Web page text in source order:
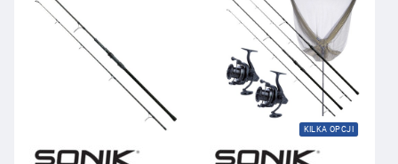
KILKA OPCJI